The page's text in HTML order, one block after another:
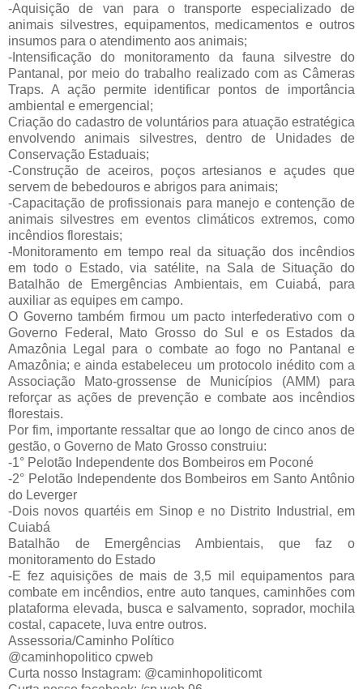
-Aquisição de van para o transporte especializado de
animais silvestres, equipamentos, medicamentos e outros
insumos para o atendimento aos animais;
-Intensificação do monitoramento da fauna silvestre do
Pantanal, por meio do trabalho realizado com as Câmeras
Traps. A ação permite identificar pontos de importância
ambiental e emergencial;
Criação do cadastro de voluntários para atuação estratégica
envolvendo animais silvestres, dentro de Unidades de
Conservação Estaduais;
-Construção de aceiros, poços artesianos e açudes que
servem de bebedouros e abrigos para animais;
-Capacitação de profissionais para manejo e contenção de
animais silvestres em eventos climáticos extremos, como
incêndios florestais;
-Monitoramento em tempo real da situação dos incêndios
em todo o Estado, via satélite, na Sala de Situação do
Batalhão de Emergências Ambientais, em Cuiabá, para
auxiliar as equipes em campo.
O Governo também firmou um pacto interfederativo com o
Governo Federal, Mato Grosso do Sul e os Estados da
Amazônia Legal para o combate ao fogo no Pantanal e
Amazônia; e ainda estabeleceu um protocolo inédito com a
Associação Mato-grossense de Municípios (AMM) para
reforçar as ações de prevenção e combate aos incêndios
florestais.
Por fim, importante ressaltar que ao longo de cinco anos de
gestão, o Governo de Mato Grosso construiu:
-1° Pelotão Independente dos Bombeiros em Poconé
-2° Pelotão Independente dos Bombeiros em Santo Antônio
do Leverger
-Dois novos quartéis em Sinop e no Distrito Industrial, em
Cuiabá
Batalhão de Emergências Ambientais, que faz o
monitoramento do Estado
-E fez aquisições de mais de 3,5 mil equipamentos para
combate em incêndios, entre auto tanques, caminhões com
plataforma elevada, busca e salvamento, soprador, mochila
costal, capacete, luva entre outros.
Assessoria/Caminho Político
@caminhopolitico cpweb
Curta nosso Instagram: @caminhopoliticomt